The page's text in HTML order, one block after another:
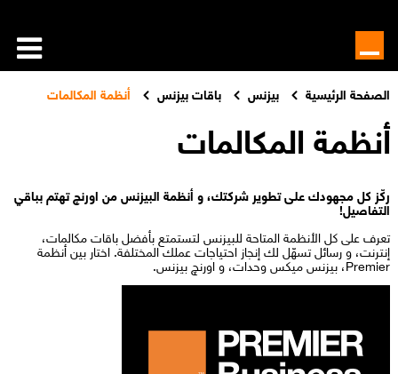
الصفحة الرئيسية بيزنس باقات بيزنس أنظمة المكالمات
أنظمة المكالمات
ركّز كل مجهودك على تطوير شركتك، و أنظمة البيزنس من اورنچ تهتم بباقي
التفاصيل!
تعرف على كل الأنظمة المتاحة للبيزنس لتستمتع بأفضل باقات مكالمات،
إنترنت، و رسائل تسهّل لك إنجاز احتياجات عملك المختلفة. اختار بين أنظمة
Premier، بيزنس ميكس وحدات، و اورنچ بيزنس.